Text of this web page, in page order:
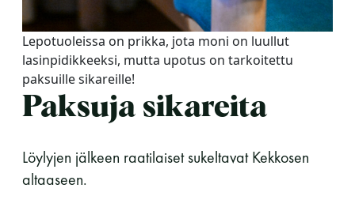
Lepotuoleissa on prikka, jota moni on luullut
lasinpidikkeeksi, mutta upotus on tarkoitettu
paksuille sikareille!
Paksuja sikareita
Löylyjen jälkeen raatilaiset sukeltavat Kekkosen
altaaseen.